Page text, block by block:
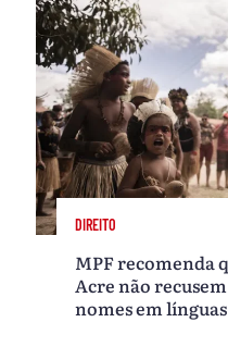
DIREITO
MPF recomenda
Acre não
nomes em